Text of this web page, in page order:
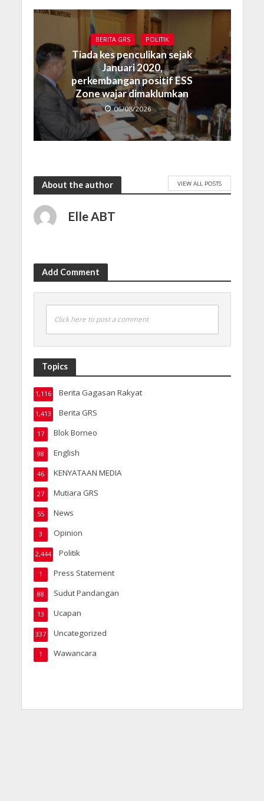
BERITA GRS POLITIK
Tiada kes penculikan sejak
Januari 2020,
perkembangan positif ESS
Zone wajar dimaklumkan
06/08/2026
About the author VIEW ALL POSTS
Elle ABT
Add Comment
Click here to post a comment
Topics
Berita Gagasan Rakyat
1,116
Berita GRS
1,413
Blok Borneo
17
English
98
KENYATAAN MEDIA
46
Mutiara GRS
27
News
55
Opinion
3
Politik
2,444
Press Statement
1
Sudut Pandangan
88
Ucapan
13
Uncategorized
337
Wawancara
1